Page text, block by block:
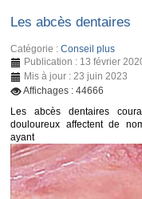
Les abcès dentaires
Catégorie :Conseil plus
Publication : 13 février
Mis à jour : 23 juin 2023
Affichages : 44666
Les abcès dentaires
douloureux affectent de
ayant